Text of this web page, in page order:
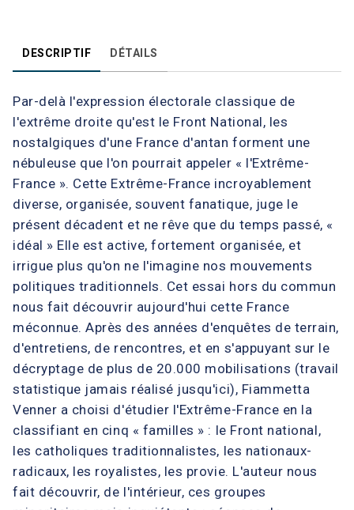
DESCRIPTIF DÉTAILS
Par-delà l'expression électorale classique de
l'extrême droite qu'est le Front National, les
nostalgiques d'une France d'antan forment une
nébuleuse que l'on pourrait appeler « l'Extrême-
France ». Cette Extrême-France incroyablement
diverse, organisée, souvent fanatique, juge le
présent décadent et ne rêve que du temps passé, «
idéal » Elle est active, fortement organisée, et
irrigue plus qu'on ne l'imagine nos mouvements
politiques traditionnels. Cet essai hors du commun
nous fait découvrir aujourd'hui cette France
méconnue. Après des années d'enquêtes de terrain,
d'entretiens, de rencontres, et en s'appuyant sur le
décryptage de plus de 20.000 mobilisations (travail
statistique jamais réalisé jusqu'ici), Fiammetta
Venner a choisi d'étudier l'Extrême-France en la
classifiant en cinq « familles » : le Front national,
les catholiques traditionnalistes, les nationaux-
radicaux, les royalistes, les provie. L'auteur nous
fait découvrir, de l'intérieur, ces groupes